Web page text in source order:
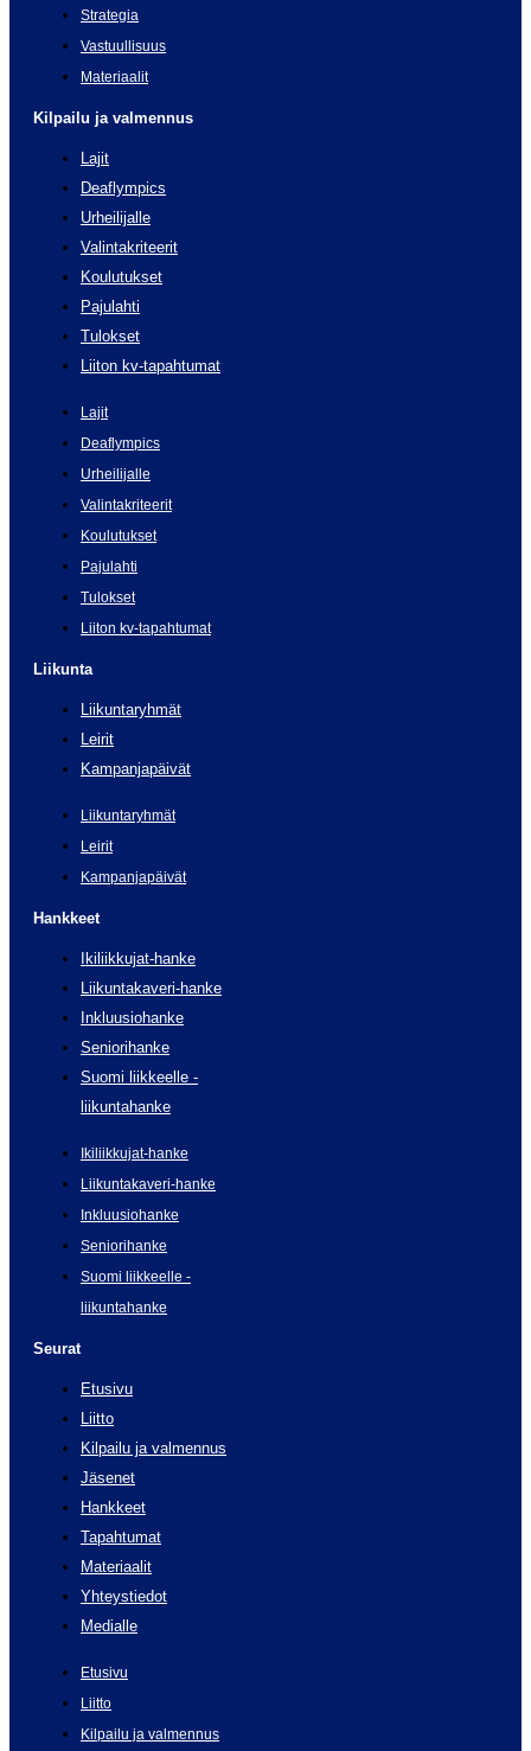
Strategia
Vastuullisuus
Materiaalit
Kilpailu ja valmennus
Lajit
Deaflympics
Urheilijalle
Valintakriteerit
Koulutukset
Pajulahti
Tulokset
Liiton kv-tapahtumat
Lajit
Deaflympics
Urheilijalle
Valintakriteerit
Koulutukset
Pajulahti
Tulokset
Liiton kv-tapahtumat
Liikunta
Liikuntaryhmät
Leirit
Kampanjapäivät
Liikuntaryhmät
Leirit
Kampanjapäivät
Hankkeet
Ikiliikkujat-hanke
Liikuntakaveri-hanke
Inkluusiohanke
Seniorihanke
Suomi liikkeelle -
liikuntahanke
Ikiliikkujat-hanke
Liikuntakaveri-hanke
Inkluusiohanke
Seniorihanke
Suomi liikkeelle -
liikuntahanke
Seurat
Etusivu
Liitto
Kilpailu ja valmennus
Jäsenet
Hankkeet
Tapahtumat
Materiaalit
Yhteystiedot
Medialle
Etusivu
Liitto
Kilpailu ja valmennus